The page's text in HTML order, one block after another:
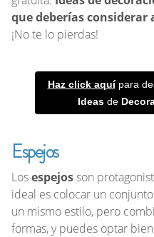
que deberías
¡No te lo pierdas!
Haz click aquípara
Ideas de
Espejos
Losespejosson
ideal es colocar un
un mismo estilo, pero
formas, y puedes optar